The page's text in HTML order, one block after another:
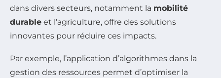
dans divers secteurs, notamment la mobilité
durable et l’agriculture, offre des solutions
innovantes pour réduire ces impacts.
Par exemple, l’application d’algorithmes dans la
gestion des ressources permet d’optimiser la